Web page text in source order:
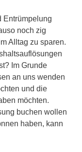
Entrümpelung
noch zig
Alltag zu sparen.
Im Grunde
an uns wenden
und die
möchten.
buchen wollen
haben, kann